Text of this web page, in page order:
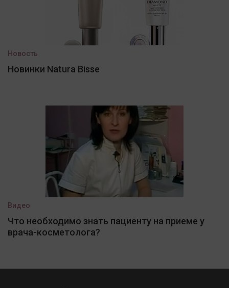
Новость
Новинки Natura Bisse
Видео
Что необходимо знать пациенту на приеме у
врача-косметолога?